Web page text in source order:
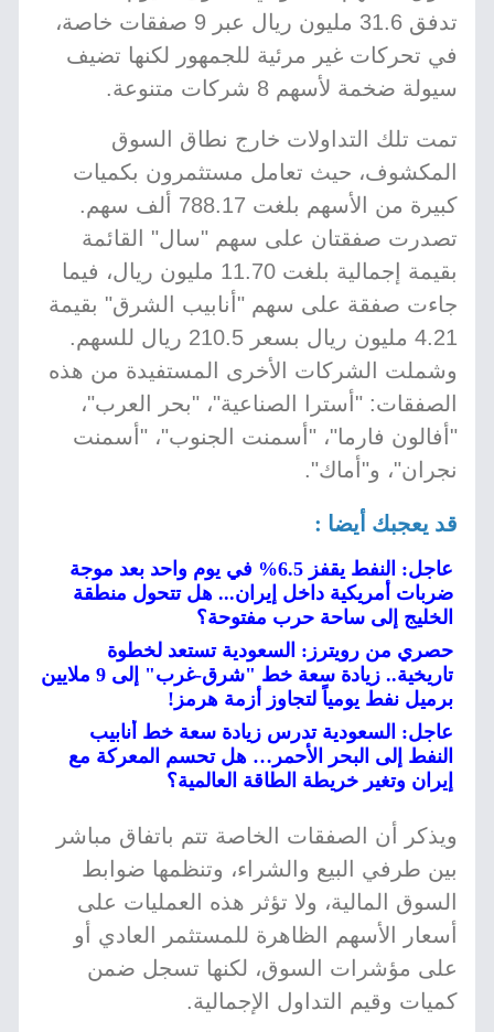
تدفق 31.6 مليون ريال عبر 9 صفقات خاصة،
في تحركات غير مرئية للجمهور لكنها تضيف
سيولة ضخمة لأسهم 8 شركات متنوعة.
تمت تلك التداولات خارج نطاق السوق
المكشوف، حيث تعامل مستثمرون بكميات
كبيرة من الأسهم بلغت 788.17 ألف سهم.
تصدرت صفقتان على سهم "سال" القائمة
بقيمة إجمالية بلغت 11.70 مليون ريال، فيما
جاءت صفقة على سهم "أنابيب الشرق" بقيمة
4.21 مليون ريال بسعر 210.5 ريال للسهم.
وشملت الشركات الأخرى المستفيدة من هذه
الصفقات: "أسترا الصناعية"، "بحر العرب"،
"أفالون فارما"، "أسمنت الجنوب"، "أسمنت
نجران"، و"أماك".
قد يعجبك أيضا :
عاجل: النفط يقفز 6.5% في يوم واحد بعد موجة
ضربات أمريكية داخل إيران... هل تتحول منطقة
الخليج إلى ساحة حرب مفتوحة؟
حصري من رويترز: السعودية تستعد لخطوة
تاريخية.. زيادة سعة خط "شرق-غرب" إلى 9 ملايين
برميل نفط يومياً لتجاوز أزمة هرمز!
عاجل: السعودية تدرس زيادة سعة خط أنابيب
النفط إلى البحر الأحمر… هل تحسم المعركة مع
إيران وتغير خريطة الطاقة العالمية؟
ويذكر أن الصفقات الخاصة تتم باتفاق مباشر
بين طرفي البيع والشراء، وتنظمها ضوابط
السوق المالية، ولا تؤثر هذه العمليات على
أسعار الأسهم الظاهرة للمستثمر العادي أو
على مؤشرات السوق، لكنها تسجل ضمن
كميات وقيم التداول الإجمالية.